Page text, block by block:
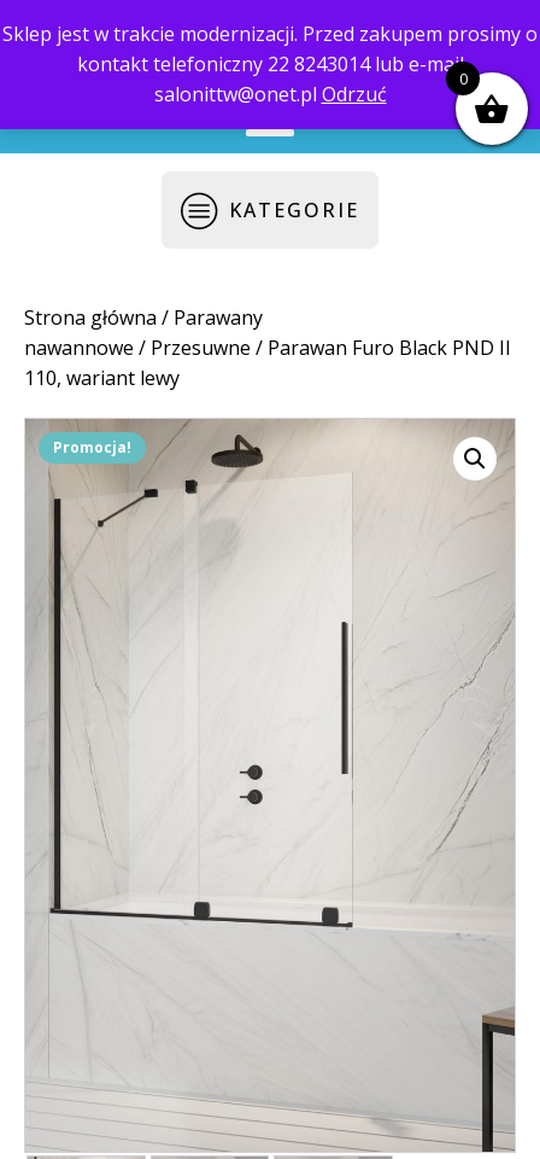
Sklep jest w trakcie modernizacji. Przed zakupem prosimy o
kontakt telefoniczny 22 8243014 lub e-mail
salonittw@onet.pl Odrzuć
biuro@saloni.pl 22 559-10-50
KATEGORIE
Strona główna / Parawany
nawannowe / Przesuwne / Parawan Furo Black PND II
110, wariant lewy
Promocja!
0